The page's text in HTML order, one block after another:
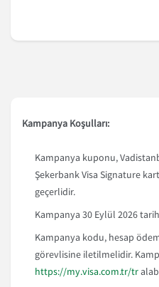
Kampanya Koşulları:
Kampanya kuponu,
Şekerbank Visa Signature
geçerlidir.
Kampanya 30 Eylül 2026
Kampanya kodu, hesap
görevlisine iletilmelidir.
https://my.visa.com.tr/tr